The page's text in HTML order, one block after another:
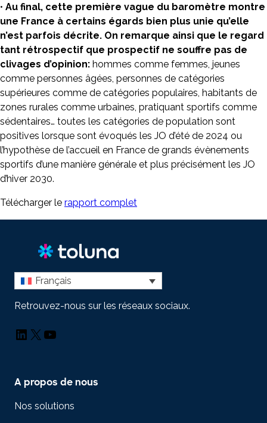
• Au final, cette première vague du baromètre montre
une France à certains égards bien plus unie qu’elle
n’est parfois décrite. On remarque ainsi que le regard
tant rétrospectif que prospectif ne souffre pas de
clivages d’opinion: hommes comme femmes, jeunes
comme personnes âgées, personnes de catégories
supérieures comme de catégories populaires, habitants de
zones rurales comme urbaines, pratiquant sportifs comme
sédentaires… toutes les catégories de population sont
positives lorsque sont évoqués les JO d’été de 2024 ou
l’hypothèse de l’accueil en France de grands évènements
sportifs d’une manière générale et plus précisément les JO
d’hiver 2030.
Télécharger le rapport complet
Français
Retrouvez-nous sur les réseaux sociaux.
LinkedIn
X YouTube
A propos de nous
Nos solutions